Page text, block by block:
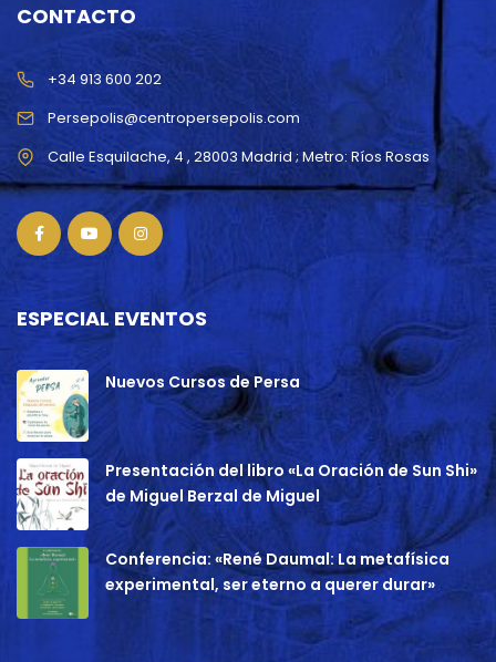
CONTACTO
Persepolis@centropersepolis.com
+34 913 600 202
ESPECIAL EVENTOS
Nuevos Cursos de Persa
Presentación del libro «La Oración de Sun Shi»
de Miguel Berzal de Miguel
Conferencia: «René Daumal: La metafísica
experimental, ser eterno a querer durar»